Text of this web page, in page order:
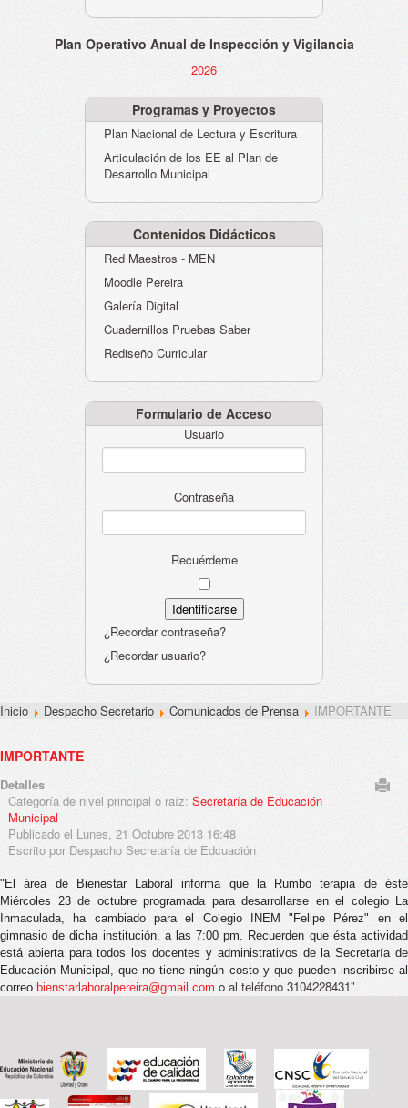
Plan Operativo Anual de Inspección y Vigilancia
2026
Programas y Proyectos
Plan Nacional de Lectura y Escritura
Articulación de los EE al Plan de
Desarrollo Municipal
Contenidos Didácticos
Red Maestros - MEN
Moodle Pereira
Galería Digital
Cuadernillos Pruebas Saber
Rediseño Curricular
Formulario de Acceso
Usuario
Contraseña
Recuérdeme
¿Recordar contraseña?
¿Recordar usuario?
Inicio Despacho Secretario Comunicados de Prensa IMPORTANTE
IMPORTANTE
Detalles
Categoría de nivel principal o raíz: Secretaría de Educación
Municipal
Publicado el Lunes, 21 Octubre 2013 16:48
Escrito por Despacho Secretaría de Edcuación
"El área de Bienestar Laboral informa que la Rumbo terapia de éste
Miércoles 23 de octubre programada para desarrollarse en el colegio La
Inmaculada, ha cambiado para el Colegio INEM "Felipe Pérez" en el
gimnasio de dicha institución, a las 7:00 pm. Recuerden que ésta actividad
está abierta para todos los docentes y administrativos de la Secretaría de
Educación Municipal, que no tiene ningún costo y que pueden inscribirse al
correo bienstarlaboralpereira@gmail.com o al teléfono 3104228431"